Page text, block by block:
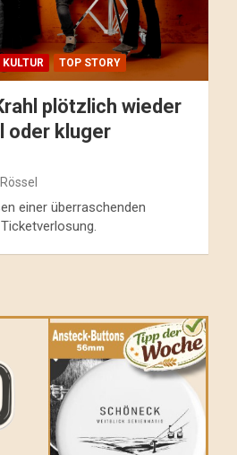
TOP STORY
plötzlich wieder
oder kluger
einer überraschenden